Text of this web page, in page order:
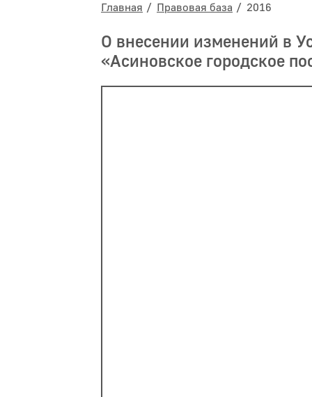
Главная Правовая база 2016
О внесении изменений в
«Асиновское городское